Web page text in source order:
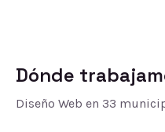
Dónde
Diseño Web en 33